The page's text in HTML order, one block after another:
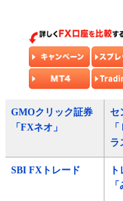
GMOクリック証券
「FXネオ」
セ
ラ
SBI FXトレード